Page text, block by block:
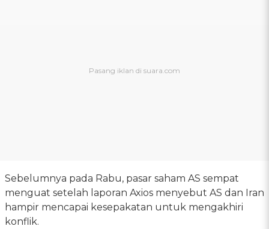
Sebelumnya pada Rabu, pasar saham AS sempat
menguat setelah laporan Axios menyebut AS dan Iran
hampir mencapai kesepakatan untuk mengakhiri
konflik.